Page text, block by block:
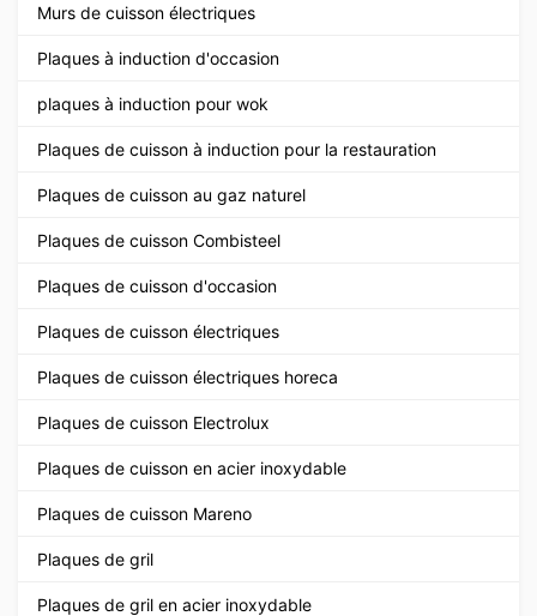
Murs de cuisson électriques
Plaques à induction d'occasion
plaques à induction pour wok
Plaques de cuisson à induction pour la restauration
Plaques de cuisson au gaz naturel
Plaques de cuisson Combisteel
Plaques de cuisson d'occasion
Plaques de cuisson électriques
Plaques de cuisson électriques horeca
Plaques de cuisson Electrolux
Plaques de cuisson en acier inoxydable
Plaques de cuisson Mareno
Plaques de gril
Plaques de gril en acier inoxydable